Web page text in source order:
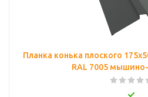
Планка конька плоского
RAL 7005